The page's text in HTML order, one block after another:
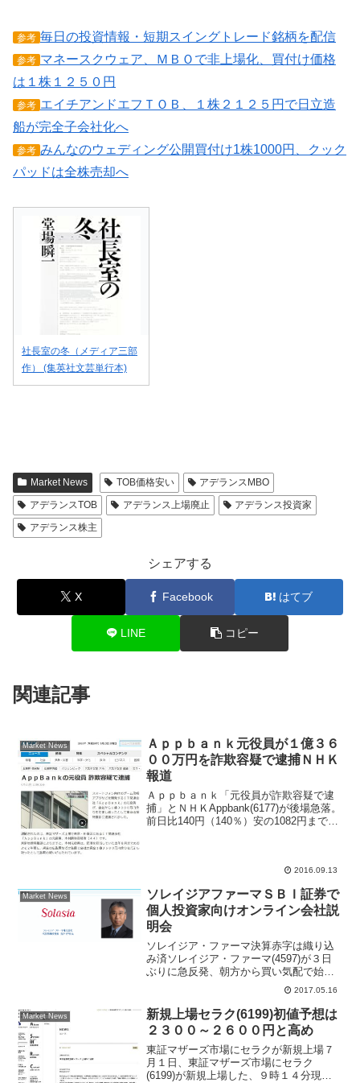
参考 毎日の投資情報・短期スイングトレード銘柄を配信
参考 マネースクウェア、ＭＢＯで非上場化、買付け価格
は１株１２５０円
参考 エイチアンドエフＴＯＢ、１株２１２５円で日立造
船が完全子会社化へ
参考 みんなのウェディング公開買付け1株1000円、クック
パッドは全株売却へ
社長室の冬（メディア三部
作） (集英社文芸単行本)
Market News TOB価格安い
アデランスMBO
アデランスTOB
アデランス上場廃止
アデランス投資家
アデランス株主
シェアする
X Facebook はてブ
LINE コピー
関連記事
Market News
Ａｐｐｂａｎｋ元役員が１億３６
００万円を詐欺容疑で逮捕ＮＨＫ
報道
Ａｐｐｂａｎｋ「元役員が詐欺容疑で逮
捕」とＮＨＫAppbank(6177)が後場急落。
前日比140円（140％）安の1082円まで売
2016.09.13
Market News
ソレイジアファーマＳＢＩ証券で
個人投資家向けオンライン会社説
明会
ソレイジア・ファーマ決算赤字は織り込
み済ソレイジア・ファーマ(4597)が３日
ぶりに急反発、朝方から買い気配で始ま
り前日比20円高の568円で寄り付いた。そ
の後も更に上昇幅を拡大させて46円高の
594円まで買われる場面があった。今期の
第１四...
2017.05.16
Market News
新規上場セラク(6199)初値予想は
２３００～２６００円と高め
東証マザーズ市場にセラクが新規上場７
月１日、東証マザーズ市場にセラク
(6199)が新規上場した、９時１４分現